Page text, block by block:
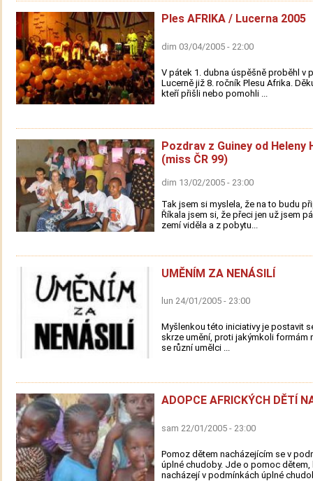
Ples AFRIKA / Lucerna 2005
dim 03/04/2005 - 22:00
V pátek 1. dubna úspěšně proběhl v
Lucerně již 8. ročník Plesu Afrika.
kteří přišli nebo pomohli ...
Pozdrav z Guiney od Heleny
(miss ČR 99)
dim 13/02/2005 - 23:00
Tak jsem si myslela, že na to budu
Říkala jsem si, že přeci jen už jsem
zemí viděla a z pobytu...
UMĚNÍM ZA NENÁSILÍ
lun 24/01/2005 - 23:00
Myšlenkou této iniciativy je postavit
skrze umění, proti jakýmkoli formám
se různí umělci ...
ADOPCE AFRICKÝCH DĚTÍ
sam 22/01/2005 - 23:00
Pomoz dětem nacházejícím se v
úplné chudoby. Jde o pomoc dětem,
nacházejí v podmínkách úplné